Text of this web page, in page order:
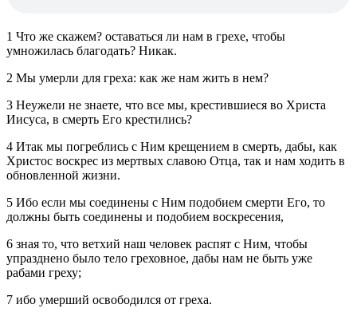
1 Что же скажем? оставаться ли нам в грехе, чтобы
умножилась благодать? Никак.
2 Мы умерли для греха: как же нам жить в нем?
3 Неужели не знаете, что все мы, крестившиеся во Христа
Иисуса, в смерть Его крестились?
4 Итак мы погреблись с Ним крещением в смерть, дабы, как
Христос воскрес из мертвых славою Отца, так и нам ходить в
обновленной жизни.
5 Ибо если мы соединены с Ним подобием смерти Его, то
должны быть соединены и подобием воскресения,
6 зная то, что ветхий наш человек распят с Ним, чтобы
упразднено было тело греховное, дабы нам не быть уже
рабами греху;
7 ибо умерший освободился от греха.